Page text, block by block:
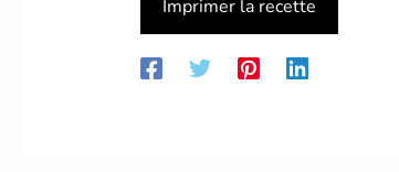
Imprimer la recette